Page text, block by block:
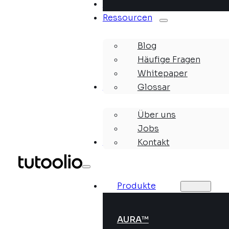
Ressourcen
Blog
Häufige Fragen
Whitepaper
Glossar
Unternehmen
Über uns
Jobs
Kontakt
Webinare
Produkte
AURA™